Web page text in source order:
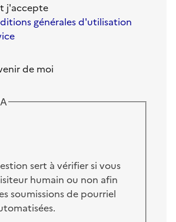
j'accepte
générales d'utilisation
de moi
sert à vérifier si vous
humain ou non afin
soumissions de pourriel